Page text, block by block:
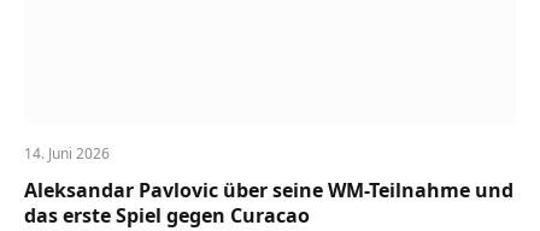
14. Juni 2026
Aleksandar Pavlovic über seine WM-Teilnahme und
das erste Spiel gegen Curacao